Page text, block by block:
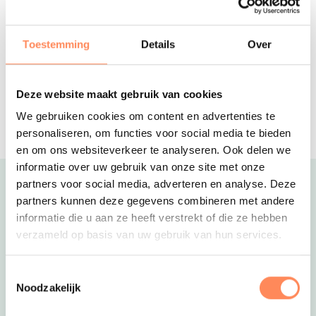
Toestemming Details Over
Deze website maakt gebruik van cookies
We gebruiken cookies om content en advertenties te
personaliseren, om functies voor social media te bieden
en om ons websiteverkeer te analyseren. Ook delen we
informatie over uw gebruik van onze site met onze
partners voor social media, adverteren en analyse. Deze
partners kunnen deze gegevens combineren met andere
informatie die u aan ze heeft verstrekt of die ze hebben
verzameld op basis van uw gebruik van hun services.
Noodzakelijk
splinternieuwe vakantiehuizen op een
5-sterren familiecamping met een
palmbomen strandje, mooie
kampeerplaatsen en luxe
accommodaties
Uitgelicht